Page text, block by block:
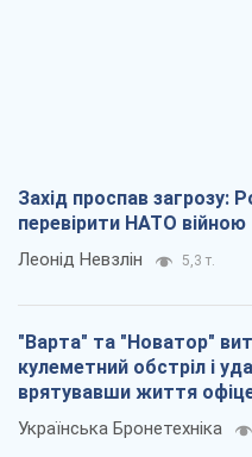
Захід проспав загрозу:
перевірити НАТО війною
Леонід Невзлін 5,3 т.
"Варта" та "Новатор"
кулеметний обстріл і
врятувавши життя
Українська Бронетехніка